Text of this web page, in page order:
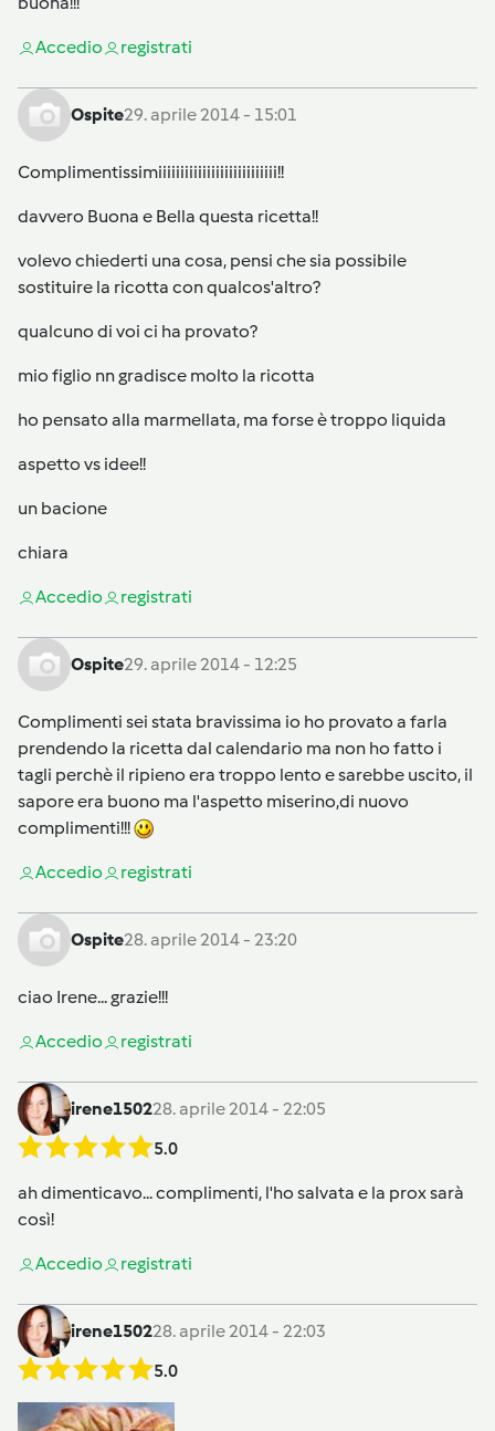
Accedio registrati
Ospite29. aprile 2014 - 15:01
Complimentissimiiiiiiiiiiiiiiiiiiiiiiiiiii!!
davvero Buona e Bella questa ricetta!!
volevo chiederti una cosa, pensi che sia possibile
sostituire la ricotta con qualcos'altro?
qualcuno di voi ci ha provato?
mio figlio nn gradisce molto la ricotta
ho pensato alla marmellata, ma forse è troppo liquida
aspetto vs idee!!
un bacione
chiara
Accedio registrati
Ospite29. aprile 2014 - 12:25
Complimenti sei stata bravissima io ho provato a farla
prendendo la ricetta dal calendario ma non ho fatto i
tagli perchè il ripieno era troppo lento e sarebbe uscito, il
sapore era buono ma l'aspetto miserino,di nuovo
complimenti!!!
Accedio registrati
Ospite28. aprile 2014 - 23:20
ciao Irene... grazie!!!
Accedio registrati
irene150228. aprile 2014 - 22:05
5.0
ah dimenticavo... complimenti, l'ho salvata e la prox sarà
così!
Accedio registrati
irene150228. aprile 2014 - 22:03
5.0